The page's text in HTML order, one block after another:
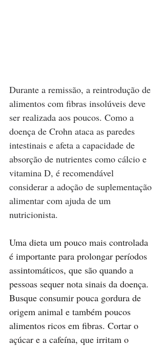
Durante a remissão, a reintrodução de
alimentos com fibras insolúveis deve
ser realizada aos poucos. Como a
doença de Crohn ataca as paredes
intestinais e afeta a capacidade de
absorção de nutrientes como cálcio e
vitamina D, é recomendável
considerar a adoção de suplementação
alimentar com ajuda de um
nutricionista.
Uma dieta um pouco mais controlada
é importante para prolongar períodos
assintomáticos, que são quando a
pessoas sequer nota sinais da doença.
Busque consumir pouca gordura de
origem animal e também poucos
alimentos ricos em fibras. Cortar o
açúcar e a cafeína, que irritam o